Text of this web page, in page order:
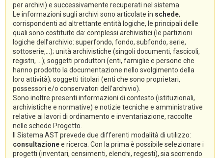
per archivi) e successivamente recuperati nel sistema.
Le informazioni sugli archivi sono articolate in schede,
corrispondenti ad altrettante entità logiche, le principali delle
quali sono costituite da: complessi archivistici (le partizioni
logiche dell’archivio: superfondo, fondo, subfondo, serie,
sottoserie,...); unità archivistiche (singoli documenti, fascicoli,
registri, ...); soggetti produttori (enti, famiglie e persone che
hanno prodotto la documentazione nello svolgimento della
loro attività); soggetti titolari (enti che sono proprietari,
possessori e/o conservatori dell’archivio).
Sono inoltre presenti informazioni di contesto (istituzionali,
archivistiche e normative) e notizie tecniche e amministrative
relative ai lavori di ordinamento e inventariazione, raccolte
nelle schede Progetto.
Il Sistema AST prevede due differenti modalità di utilizzo:
consultazionee ricerca. Con la prima è possibile selezionare i
progetti (inventari, censimenti, elenchi, regesti), sia scorrendo